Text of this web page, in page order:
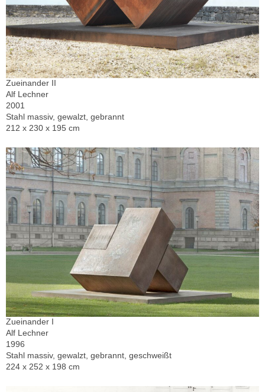
Zueinander II
Alf Lechner
2001
Stahl massiv, gewalzt, gebrannt
212 x 230 x 195 cm
Zueinander I
Alf Lechner
1996
Stahl massiv, gewalzt, gebrannt, geschweißt
224 x 252 x 198 cm